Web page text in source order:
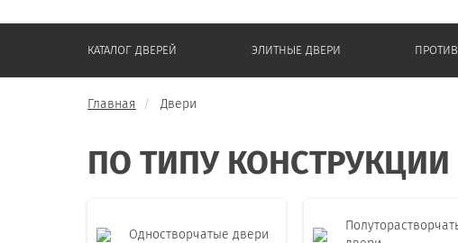
КАТАЛОГ ДВЕРЕЙ ЭЛИТНЫЕ ДВЕРИ
Главная Двери
ПО ТИПУ КОНСТРУКЦИИ
Одностворчатые двери